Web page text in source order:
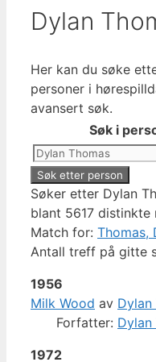
Dylan
Her kan du søke
personer i
avansert søk.
Søk i
Søker etter Dylan
blant 5617 distinkte
Match for: Thomas,
Antall treff på gitte
1956
Milk Wood av Dylan
Forfatter: Dylan
1972